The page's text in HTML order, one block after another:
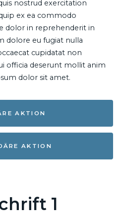
nostrud exercitation
ex ea commodo
dolor in reprehenderit in
dolore eu fugiat nulla
cupidatat non
officia deserunt mollit anim
dolor sit amet.
AKTION
AKTION
1